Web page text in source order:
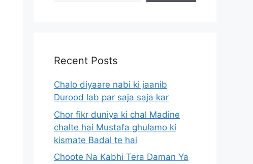
Recent Posts
Chalo diyaare nabi ki jaanib
Durood lab par saja saja kar
Chor fikr duniya ki chal Madine
chalte hai Mustafa ghulamo ki
kismate Badal te hai
Choote Na Kabhi Tera Daman Ya